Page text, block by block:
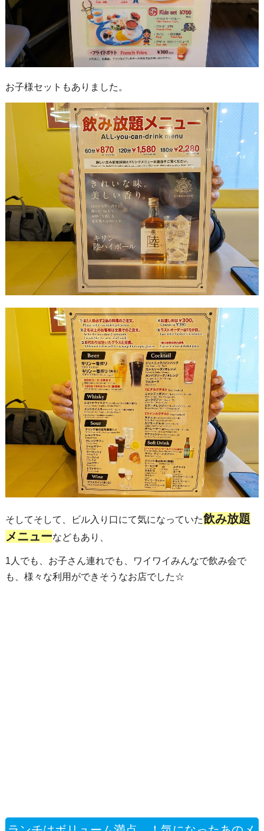
お子様セットもありました。
そしてそして、ビル入り口にて気になっていた飲み放題
メニューなどもあり、
1人でも、お子さん連れでも、ワイワイみんなで飲み会で
も、様々な利用ができそうなお店でした☆